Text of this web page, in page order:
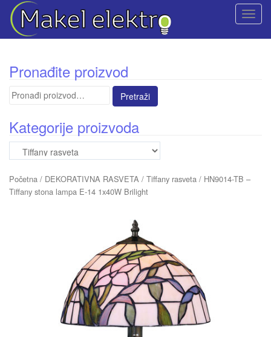
T
t
Pronađite proizvod
Pretraga
Kategorije proizvoda
Početna / DEKORATIVNA RASVETA / Tiffany rasveta / HN9014-TB –
Tiffany stona lampa E-14 1x40W Brilight